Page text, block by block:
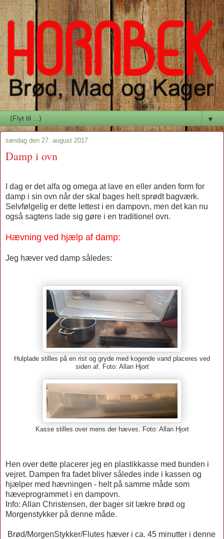
▼
søndag den 27. august 2017
Damp i ovn
I dag er det alfa og omega at lave en eller anden form for
damp i sin ovn når der skal bages helt sprødt bagværk.
Selvfølgelig er dette lettest i en dampovn, men det kan nu
også sagtens lade sig gøre i en traditionel ovn.
Hævning ved hjælp af damp:
Jeg hæver ved damp således:
Hulplade stilles på en rist og gryde med kogende vand placeres ved
siden af. Foto: Allan Hjort
Kasse stilles over mens der hæves. Foto: Allan Hjort
Hen over dette placerer jeg en plastikkasse med bunden i
vejret. Dampen fra fadet bliver således inde i kassen og
hjælper med hævningen - helt på samme måde som
hæveprogrammet i en dampovn.
Info: Allan Christensen, der bager sit lækre brød og
Morgenstykker på denne måde.
Brød/MorgenStykker/Flutes hæver i ca. 45 minutter i denne